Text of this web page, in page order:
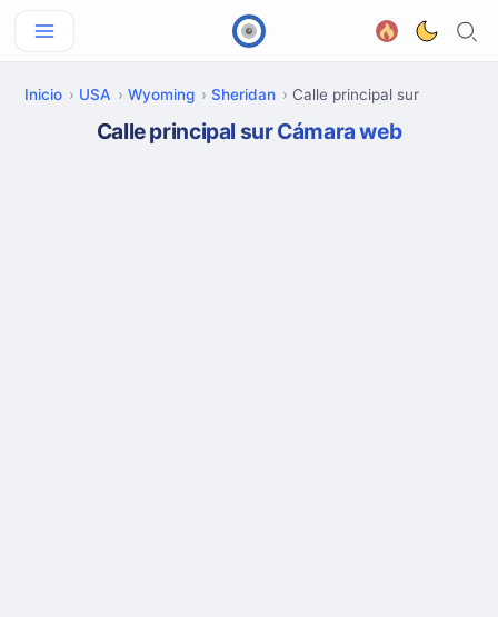
Inicio USA Wyoming Sheridan Calle principal sur
Calle principal sur Cámara web